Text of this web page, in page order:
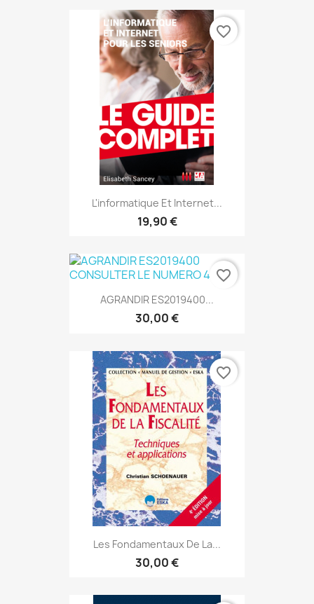
L'informatique Et Internet...
19,90 €
favorite_border
AGRANDIR ES2019400...
30,00 €
favorite_border
Les Fondamentaux De La...
30,00 €
favorite_border